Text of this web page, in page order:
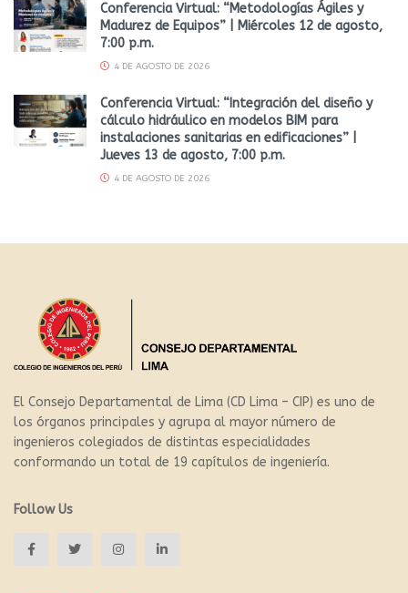
Conferencia Virtual: “Metodologías Ágiles y
Madurez de Equipos” | Miércoles 12 de agosto,
7:00 p.m.
4 DE AGOSTO DE 2026
Conferencia Virtual: “Integración del diseño y
cálculo hidráulico en modelos BIM para
instalaciones sanitarias en edificaciones” |
Jueves 13 de agosto, 7:00 p.m.
4 DE AGOSTO DE 2026
El Consejo Departamental de Lima (CD Lima – CIP) es uno de
los órganos principales y agrupa al mayor número de
ingenieros colegiados de distintas especialidades
conformando un total de 19 capítulos de ingeniería.
Follow Us